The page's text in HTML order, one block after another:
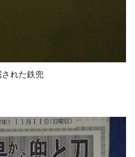
れた鉄兜